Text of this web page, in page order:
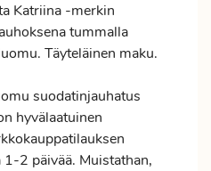
Katriina -merkin
tummalla
Täyteläinen maku.
suodatinjauhatus
hyvälaatuinen
1-2 päivää. Muistathan,